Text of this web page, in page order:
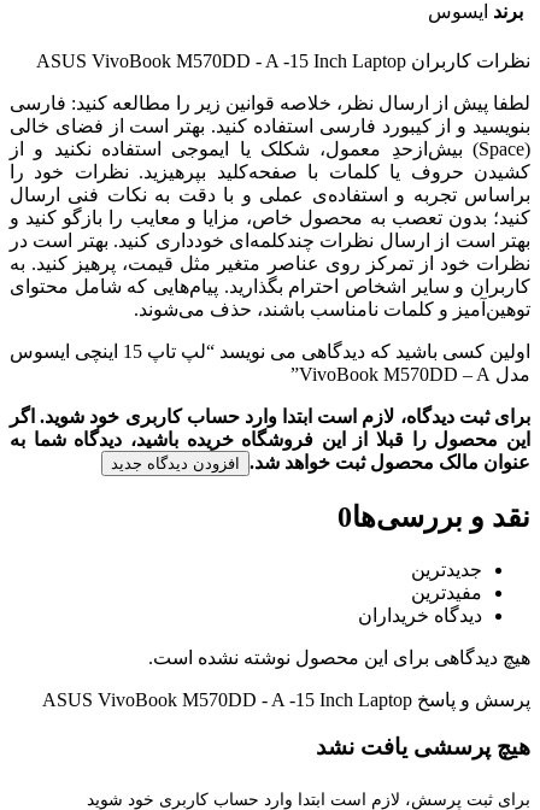
برند ایسوس
نظرات کاربران
لطفا پیش از ارسال نظر، خلاصه قوانین زیر را مطالعه کنید: فارسی
بنویسید و از کیبورد فارسی استفاده کنید. بهتر است از فضای خالی
(Space) بیش‌از‌حدِ معمول، شکلک یا ایموجی استفاده نکنید و از
کشیدن حروف یا کلمات با صفحه‌کلید بپرهیزید. نظرات خود را
براساس تجربه و استفاده‌ی عملی و با دقت به نکات فنی ارسال
کنید؛ بدون تعصب به محصول خاص، مزایا و معایب را بازگو کنید و
بهتر است از ارسال نظرات چندکلمه‌‌ای خودداری کنید. بهتر است در
نظرات خود از تمرکز روی عناصر متغیر مثل قیمت، پرهیز کنید. به
کاربران و سایر اشخاص احترام بگذارید. پیام‌هایی که شامل محتوای
توهین‌آمیز و کلمات نامناسب باشند، حذف می‌شوند.
اولین کسی باشید که دیدگاهی می نویسد “لپ تاپ 15 اینچی ایسوس
مدل VivoBook M570DD – A”
برای ثبت دیدگاه، لازم است ابتدا وارد حساب کاربری خود شوید. اگر
این محصول را قبلا از این فروشگاه خریده باشید، دیدگاه شما به
عنوان مالک محصول ثبت خواهد شد.
افزودن دیدگاه جدید
نقد و بررسی‌ها0
جدیدترین
مفیدترین
دیدگاه خریداران
هیچ دیدگاهی برای این محصول نوشته نشده است.
پرسش و پاسخ
هیچ پرسشی یافت نشد
برای ثبت پرسش، لازم است ابتدا وارد حساب کاربری خود شوید